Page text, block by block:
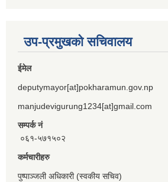
उप-प्रमुखको सचिवालय
ईमेल
deputymayor[at]pokharamun.gov.np
manjudevigurung1234[at]gmail.com
सम्पर्क नं
०६१-५७१५०२
कर्मचारीहरु
पुष्पाञ्जली अधिकारी (स्वकीय सचिव)